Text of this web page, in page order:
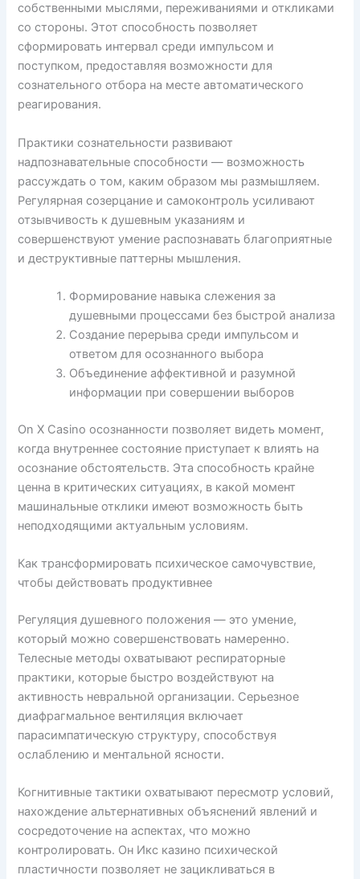
собственными мыслями, переживаниями и откликами
со стороны. Этот способность позволяет
сформировать интервал среди импульсом и
поступком, предоставляя возможности для
сознательного отбора на месте автоматического
реагирования.
Практики сознательности развивают
надпознавательные способности — возможность
рассуждать о том, каким образом мы размышляем.
Регулярная созерцание и самоконтроль усиливают
отзывчивость к душевным указаниям и
совершенствуют умение распознавать благоприятные
и деструктивные паттерны мышления.
Формирование навыка слежения за
душевными процессами без быстрой анализа
Создание перерыва среди импульсом и
ответом для осознанного выбора
Объединение аффективной и разумной
информации при совершении выборов
On X Casino осознанности позволяет видеть момент,
когда внутреннее состояние приступает к влиять на
осознание обстоятельств. Эта способность крайне
ценна в критических ситуациях, в какой момент
машинальные отклики имеют возможность быть
неподходящими актуальным условиям.
Как трансформировать психическое самочувствие,
чтобы действовать продуктивнее
Регуляция душевного положения — это умение,
который можно совершенствовать намеренно.
Телесные методы охватывают респираторные
практики, которые быстро воздействуют на
активность невральной организации. Серьезное
диафрагмальное вентиляция включает
парасимпатическую структуру, способствуя
ослаблению и ментальной ясности.
Когнитивные тактики охватывают пересмотр условий,
нахождение альтернативных объяснений явлений и
сосредоточение на аспектах, что можно
контролировать. Он Икс казино психической
пластичности позволяет не зацикливаться в